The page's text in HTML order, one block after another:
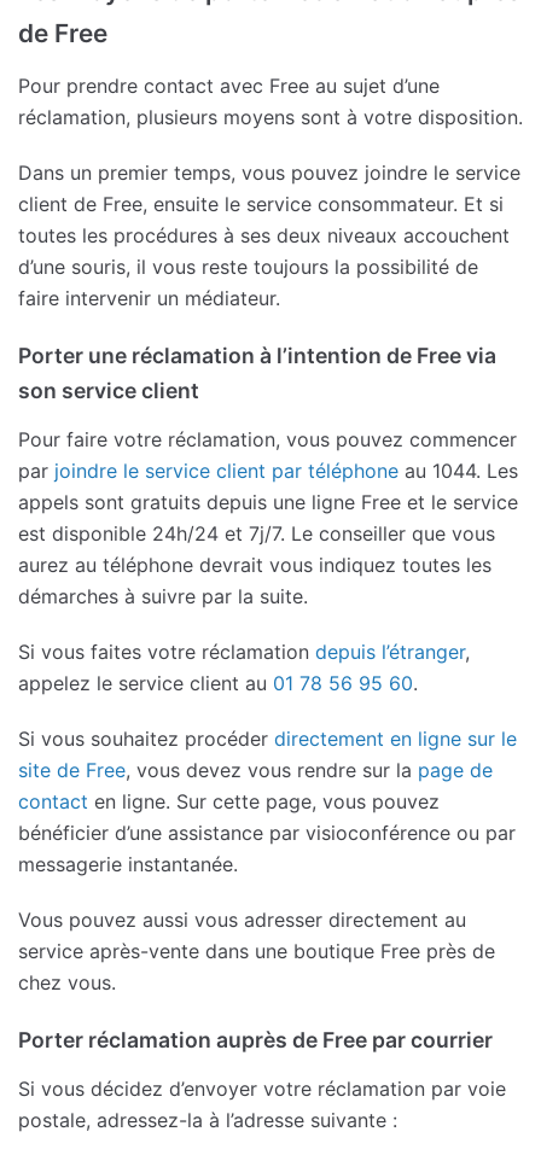
de Free
Pour prendre contact avec Free au sujet d’une
réclamation, plusieurs moyens sont à votre disposition.
Dans un premier temps, vous pouvez joindre le service
client de Free, ensuite le service consommateur. Et si
toutes les procédures à ses deux niveaux accouchent
d’une souris, il vous reste toujours la possibilité de
faire intervenir un médiateur.
Porter une réclamation à l’intention de Free via
son service client
Pour faire votre réclamation, vous pouvez commencer
par joindre le service client par téléphone au 1044. Les
appels sont gratuits depuis une ligne Free et le service
est disponible 24h/24 et 7j/7. Le conseiller que vous
aurez au téléphone devrait vous indiquez toutes les
démarches à suivre par la suite.
Si vous faites votre réclamation depuis l’étranger,
appelez le service client au 01 78 56 95 60.
Si vous souhaitez procéder directement en ligne sur le
site de Free, vous devez vous rendre sur la page de
contact en ligne. Sur cette page, vous pouvez
bénéficier d’une assistance par visioconférence ou par
messagerie instantanée.
Vous pouvez aussi vous adresser directement au
service après-vente dans une boutique Free près de
chez vous.
Porter réclamation auprès de Free par courrier
Si vous décidez d’envoyer votre réclamation par voie
postale, adressez-la à l’adresse suivante :